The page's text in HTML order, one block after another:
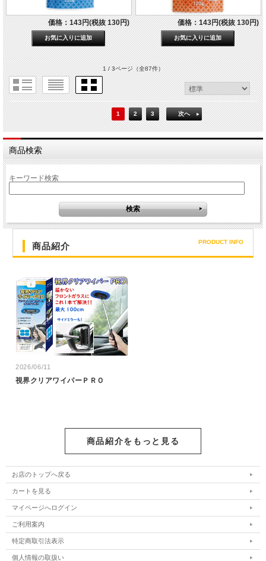
価格：143円(税抜 130円) 価格：143円(税抜 130円)
1 / 3ページ（全87件）
1 2 3 次へ
商品検索
キーワード検索
商品紹介 PRODUCT INFO
2026/06/11
視界クリアワイパーＰＲＯ
商品紹介をもっと見る
お店のトップへ戻る
カートを見る
マイページへログイン
ご利用案内
特定商取引法表示
個人情報の取扱い